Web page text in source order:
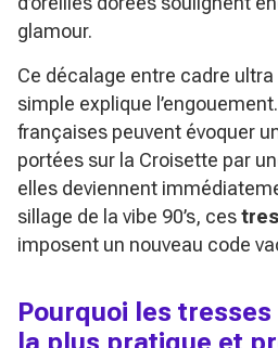
glamour.
Ce décalage entre cadre
simple explique
françaises peuvent évoquer
portées sur la Croisette par
elles deviennent
sillage de la vibe 90’s, ces
imposent un nouveau code
Pourquoi les